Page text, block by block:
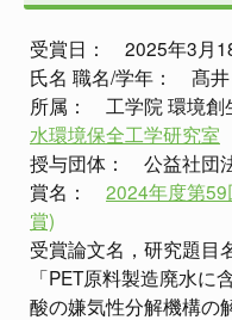
受賞日： 2025年3月
氏名 職名/学年： 髙井
所属： 工学院 環境創
水環境保全工学研究室
授与団体： 公益社団
賞名： 2024年度第
賞)
受賞論文名，研究題目
「PET原料製造廃水
酸の嫌気性分解機構の